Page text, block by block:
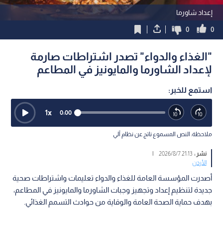
إعداد شاورما
0
0
"الغذاء والدواء" تصدر اشتراطات صارمة
لإعداد الشاورما والمايونيز في المطاعم
استمع للخبر:
0:00
1x
ملاحظة: النص المسموع ناتج عن نظام آلي
نشر :21:13 2026/8/7
|
الأردن
أصدرت المؤسسة العامة للغذاء والدواء تعليمات واشتراطات صحية
جديدة لتنظيم إعداد وتجهيز وجبات الشاورما والمايونيز في المطاعم،
بهدف حماية الصحة العامة والوقاية من حوادث التسمم الغذائي.